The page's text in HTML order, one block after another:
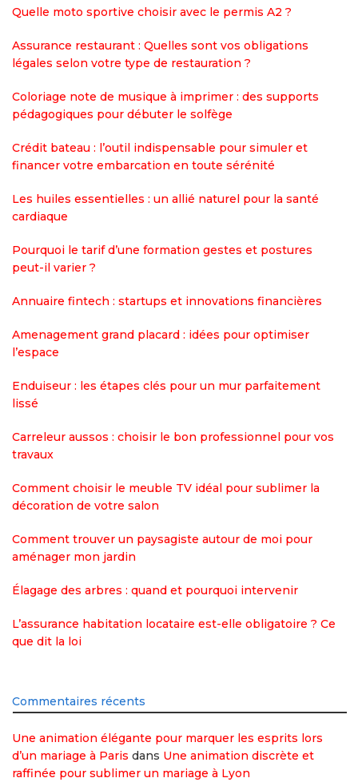
Quelle moto sportive choisir avec le permis A2 ?
Assurance restaurant : Quelles sont vos obligations
légales selon votre type de restauration ?
Coloriage note de musique à imprimer : des supports
pédagogiques pour débuter le solfège
Crédit bateau : l’outil indispensable pour simuler et
financer votre embarcation en toute sérénité
Les huiles essentielles : un allié naturel pour la santé
cardiaque
Pourquoi le tarif d’une formation gestes et postures
peut-il varier ?
Annuaire fintech : startups et innovations financières
Amenagement grand placard : idées pour optimiser
l’espace
Enduiseur : les étapes clés pour un mur parfaitement
lissé
Carreleur aussos : choisir le bon professionnel pour vos
travaux
Comment choisir le meuble TV idéal pour sublimer la
décoration de votre salon
Comment trouver un paysagiste autour de moi pour
aménager mon jardin
Élagage des arbres : quand et pourquoi intervenir
L’assurance habitation locataire est-elle obligatoire ? Ce
que dit la loi
Commentaires récents
Une animation élégante pour marquer les esprits lors
d’un mariage à Paris dans Une animation discrète et
raffinée pour sublimer un mariage à Lyon